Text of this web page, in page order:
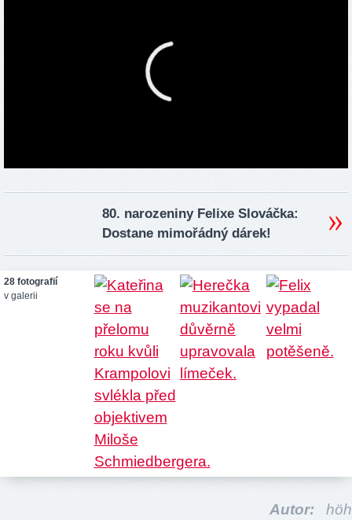
80. narozeniny Felixe Slováčka:
Dostane mimořádný dárek!
28 fotografií
v galerii
Autor: höh